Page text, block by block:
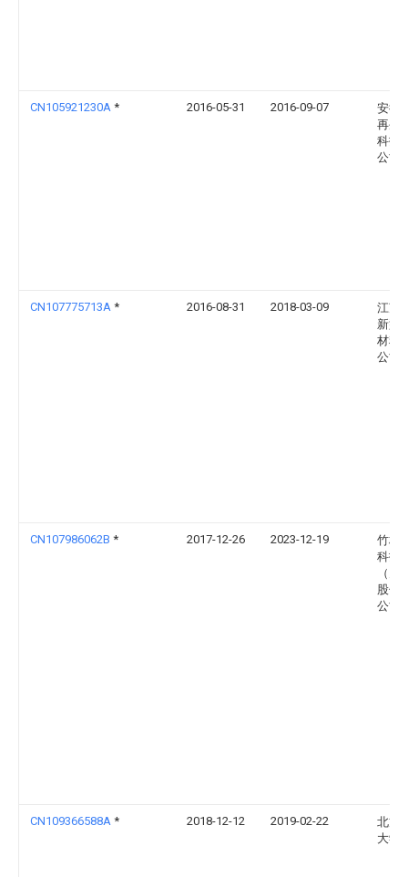
CN105921230A * 2016-05-31 2016-09-07
安徽
再生
科技
公司
CN107775713A * 2016-08-31 2018-03-09
江苏
新型
材料
公司
CN107986062B * 2017-12-26 2023-12-19
竹林
科技
（天
股份
公司
CN109366588A * 2018-12-12 2019-02-22
北方
大学